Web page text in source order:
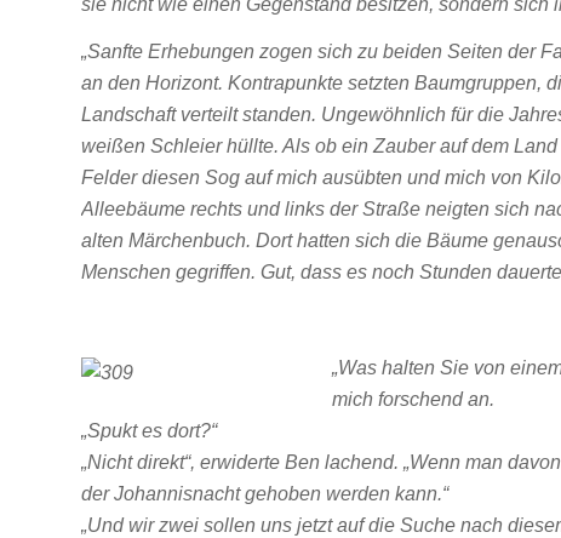
„Sanfte Erhebungen zogen sich zu beiden Seiten der
an den Horizont. Kontrapunkte setzten Baumgruppen,
Landschaft verteilt standen. Ungewöhnlich für die
weißen Schleier hüllte. Als ob ein Zauber auf dem
Felder diesen Sog auf mich ausübten und mich von
Alleebäume rechts und links der Straße neigten sich
alten Märchenbuch. Dort hatten sich die Bäume
Menschen gegriffen. Gut, dass es noch Stunden
„Was halten Sie von
mich forschend an.
„Spukt es dort?“
„Nicht direkt“, erwiderte Ben lachend. „Wenn man
der Johannisnacht gehoben werden kann.“
„Und wir zwei sollen uns jetzt auf die Suche nach